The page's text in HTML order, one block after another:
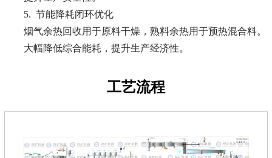
5. 节能降耗闭环优化
烟气余热回收用于原料干燥，熟料余热用于预热混合料。
大幅降低综合能耗，提升生产经济性。
工艺流程